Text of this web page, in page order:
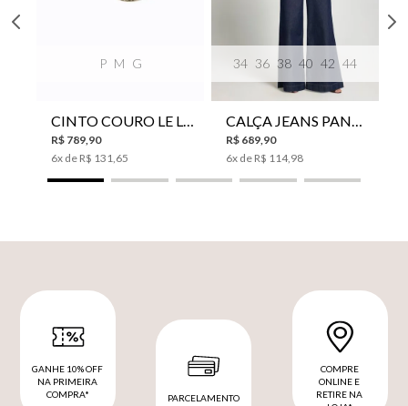
P M G
R$ 789 90
6x de R$ 131 65
34 36 38 40 42 44
R$ 689 90
6x de R$ 114, 98
GANHE 10% OFF
NA PRIMEIRA
COMPRA*
PARCELAMENTO
COMPRE
ONLINE E
RETIRE NA